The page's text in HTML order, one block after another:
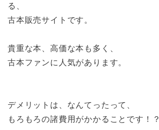
る、
古本販売サイトです。
貴重な本、高価な本も多く、
古本ファンに人気があります。
デメリットは、なんてったって、
もろもろの諸費用がかかることです！？